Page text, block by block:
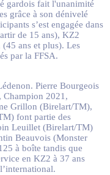
gardois fait l'unanimité
grâce à son dénivelé
s’est engagée dans
de 15 ans), KZ2
ans et plus). Les
par la FFSA.
Pierre Bourgeois
2021,
Grillon (Birelart/TM),
font partie des
Leuillet (Birelart/TM)
Beauvois (Monster
à boîte tandis que
en KZ2 à 37 ans